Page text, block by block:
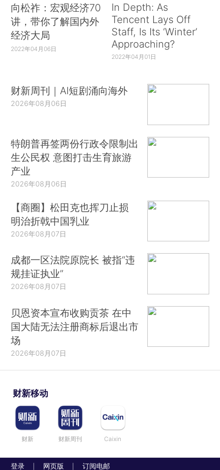
向松祚：宏观经济70
讲，带你了解国内外
经济大局
2022年04月06日
In Depth: As
Tencent Lays Off
Staff, Is Its ‘Winter’
Approaching?
2022年04月01日
财新周刊｜AI短剧涌向海外
2026年08月06日
特朗普再签两份行政令限制出
生公民权 意图打击生育旅游
产业
2026年08月06日
【商圈】松田克也挥刀止损
明治折戟中国乳业
2026年08月07日
成都一区法院原院长 被指“违
规挂证执业”
2026年08月07日
贝恩资本宣布收购贡茶 在中
国大陆无法注册商标后退出市
场
2026年08月07日
财新移动
财新 财新周刊 Caixin
登录 网页版 订阅电邮